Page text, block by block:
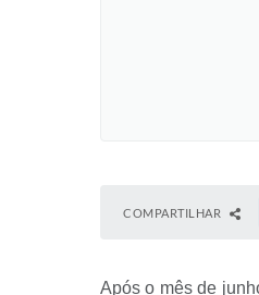
COMPARTILHAR
Após o mês de